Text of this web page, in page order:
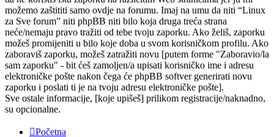
možemo zaštititi samo ovdje na forumu. Imaj na umu da niti “Linux
za Sve forum” niti phpBB niti bilo koja druga treća strana
neće/nemaju pravo tražiti od tebe tvoju zaporku. Ako želiš, zaporku
možeš promijeniti u bilo koje doba u svom korisničkom profilu. Ako
zaboraviš zaporku, možeš zatražiti novu [putem forme "Zaboravio/la
sam zaporku" - bit ćeš zamoljen/a upisati korisničko ime i adresu
elektroničke pošte nakon čega će phpBB softver generirati novu
zaporku i poslati ti je na tvoju adresu elektroničke pošte].
Sve ostale informacije, [koje upišeš] prilikom registracije/naknadno,
su opcionalne.
Početna